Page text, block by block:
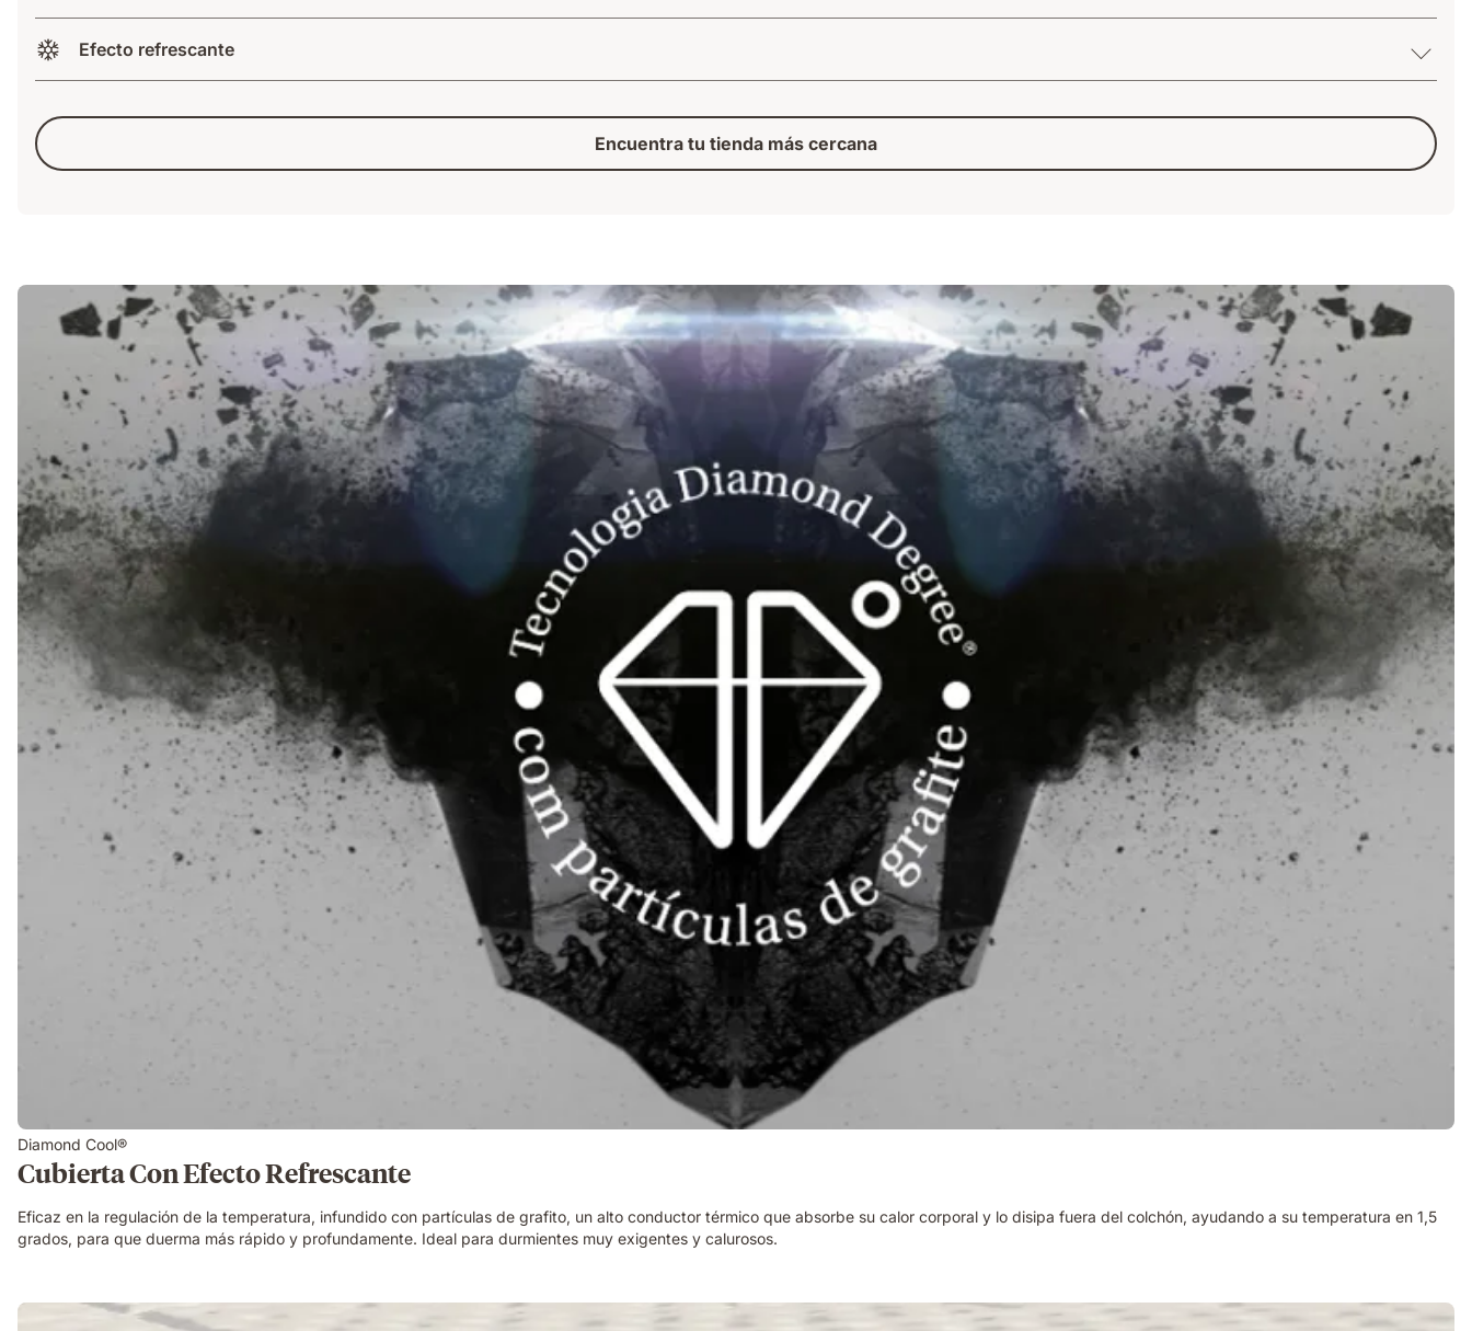
Efecto refrescante
Encuentra tu tienda más cercana
Diamond Cool®
Cubierta Con Efecto Refrescante
Eficaz en la regulación de la temperatura, infundido con partículas de grafito, un alto conductor térmico que absorbe su calor corporal y lo disipa fuera del colchón, ayudando a su temperatura en 1,5
grados, para que duerma más rápido y profundamente. Ideal para durmientes muy exigentes y calurosos.